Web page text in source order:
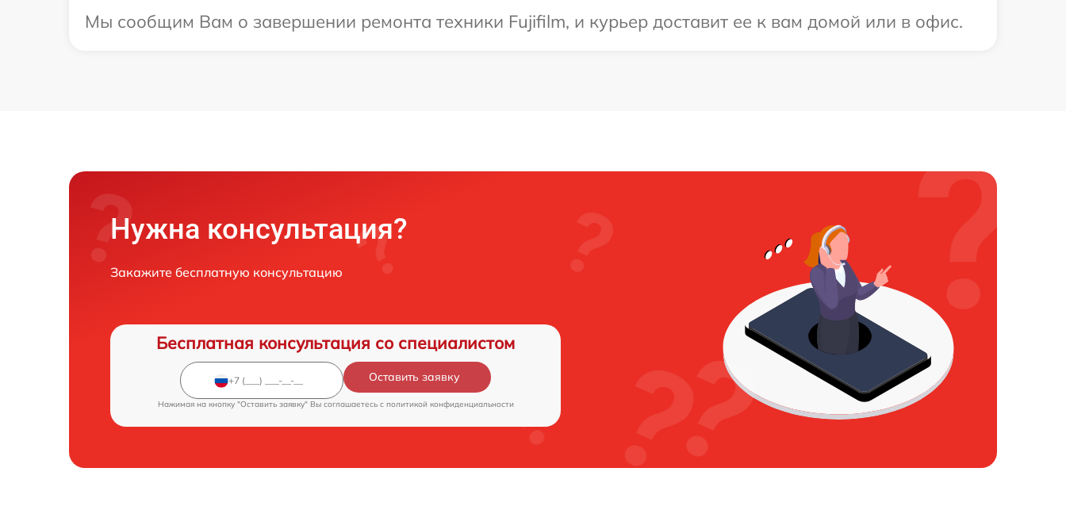
Мы сообщим Вам о завершении ремонта техники Fujifilm, и курьер доставит ее к вам домой или в офис.
Нужна консультация?
Закажите бесплатную консультацию
Бесплатная консультация со специалистом
Оставить заявку
Нажимая на кнопку "Оставить заявку" Вы соглашаетесь c политикой конфиденциальности